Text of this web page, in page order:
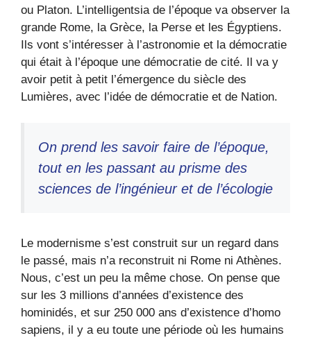
ou Platon. L’intelligentsia de l’époque va observer la
grande Rome, la Grèce, la Perse et les Égyptiens.
Ils vont s’intéresser à l’astronomie et la démocratie
qui était à l’époque une démocratie de cité. Il va y
avoir petit à petit l’émergence du siècle des
Lumières, avec l’idée de démocratie et de Nation.
On prend les savoir faire de l’époque,
tout en les passant au prisme des
sciences de l’ingénieur et de l’écologie
Le modernisme s’est construit sur un regard dans
le passé, mais n’a reconstruit ni Rome ni Athènes.
Nous, c’est un peu la même chose. On pense que
sur les 3 millions d’années d’existence des
hominidés, et sur 250 000 ans d’existence d’homo
sapiens, il y a eu toute une période où les humains